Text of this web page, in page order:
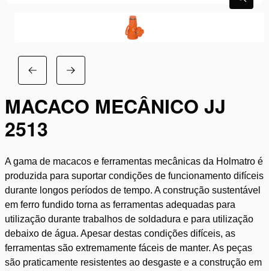
MACACO MECÂNICO JJ
2513
A gama de macacos e ferramentas mecânicas da Holmatro é
produzida para suportar condições de funcionamento difíceis
durante longos períodos de tempo. A construção sustentável
em ferro fundido torna as ferramentas adequadas para
utilização durante trabalhos de soldadura e para utilização
debaixo de água. Apesar destas condições difíceis, as
ferramentas são extremamente fáceis de manter. As peças
são praticamente resistentes ao desgaste e a construção em